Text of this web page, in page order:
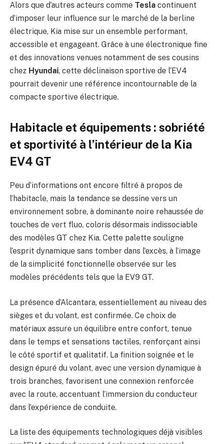
Alors que d’autres acteurs comme Tesla continuent
d’imposer leur influence sur le marché de la berline
électrique, Kia mise sur un ensemble performant,
accessible et engageant. Grâce à une électronique fine
et des innovations venues notamment de ses cousins
chez Hyundai, cette déclinaison sportive de l’EV4
pourrait devenir une référence incontournable de la
compacte sportive électrique.
Habitacle et équipements : sobriété
et sportivité à l’intérieur de la Kia
EV4 GT
Peu d’informations ont encore filtré à propos de
l’habitacle, mais la tendance se dessine vers un
environnement sobre, à dominante noire rehaussée de
touches de vert fluo, coloris désormais indissociable
des modèles GT chez Kia. Cette palette souligne
l’esprit dynamique sans tomber dans l’excès, à l’image
de la simplicité fonctionnelle observée sur les
modèles précédents tels que la EV9 GT.
La présence d’Alcantara, essentiellement au niveau des
sièges et du volant, est confirmée. Ce choix de
matériaux assure un équilibre entre confort, tenue
dans le temps et sensations tactiles, renforçant ainsi
le côté sportif et qualitatif. La finition soignée et le
design épuré du volant, avec une version dynamique à
trois branches, favorisent une connexion renforcée
avec la route, accentuant l’immersion du conducteur
dans l’expérience de conduite.
La liste des équipements technologiques déjà visibles